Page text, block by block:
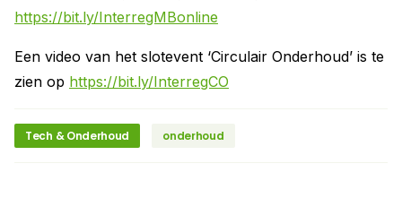
https://bit.ly/InterregMBonline
Een video van het slotevent ‘Circulair Onderhoud’ is te
zien op https://bit.ly/InterregCO
Tech & Onderhoud onderhoud